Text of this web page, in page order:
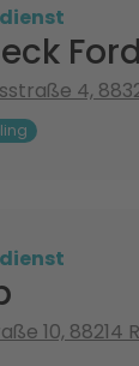
4,
10, 88214